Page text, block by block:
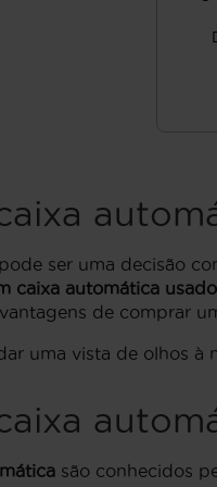
ser uma decisão
caixa automática
de comprar
uma vista de olhos à
são conhecidos